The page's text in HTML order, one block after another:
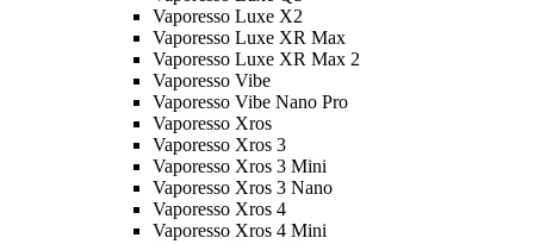
Vaporesso Luxe X2
Vaporesso Luxe XR Max
Vaporesso Luxe XR Max 2
Vaporesso Vibe
Vaporesso Vibe Nano Pro
Vaporesso Xros
Vaporesso Xros 3
Vaporesso Xros 3 Mini
Vaporesso Xros 3 Nano
Vaporesso Xros 4
Vaporesso Xros 4 Mini